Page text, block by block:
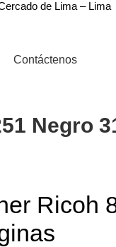
de Lima – Lima
Contáctenos
Negro
Ricoh